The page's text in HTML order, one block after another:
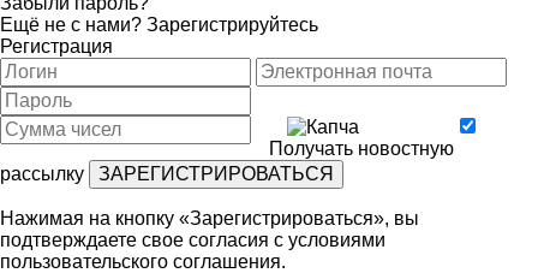
Ещё не с нами? Зарегистрируйтесь
Регистрация
Получать новостную
рассылку
Нажимая на кнопку «Зарегистрироваться», вы
подтверждаете свое согласия с условиями
пользовательского соглашения.